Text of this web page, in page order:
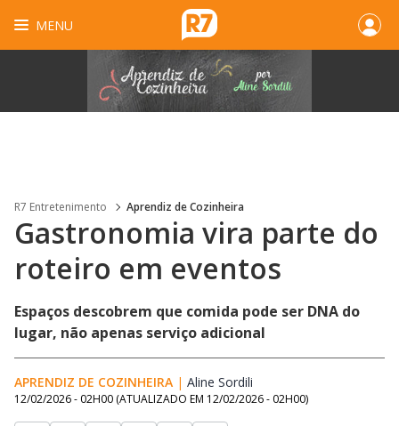
MENU
R7 Entretenimento Aprendiz de Cozinheira
Gastronomia vira parte do
roteiro em eventos
Espaços descobrem que comida pode ser DNA do
lugar, não apenas serviço adicional
APRENDIZ DE COZINHEIRA | Aline Sordili
12/02/2026 - 02H00 (ATUALIZADO EM 12/02/2026 - 02H00)